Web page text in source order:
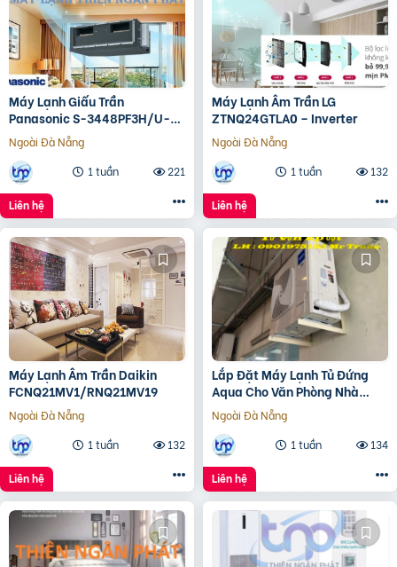
Máy Lạnh Giấu Trần
Panasonic S-3448PF3H/U-
43PR1H5
Ngoài Đà Nẵng
1 tuần
221
Liên hệ
Máy Lạnh Âm Trần LG
ZTNQ24GTLA0 – Inverter
Ngoài Đà Nẵng
1 tuần
132
Liên hệ
Máy Lạnh Âm Trần Daikin
FCNQ21MV1/RNQ21MV19
Ngoài Đà Nẵng
1 tuần
132
Liên hệ
Lắp Đặt Máy Lạnh Tủ Đứng
Aqua Cho Văn Phòng Nhà
Xưởng
Ngoài Đà Nẵng
1 tuần
134
Liên hệ